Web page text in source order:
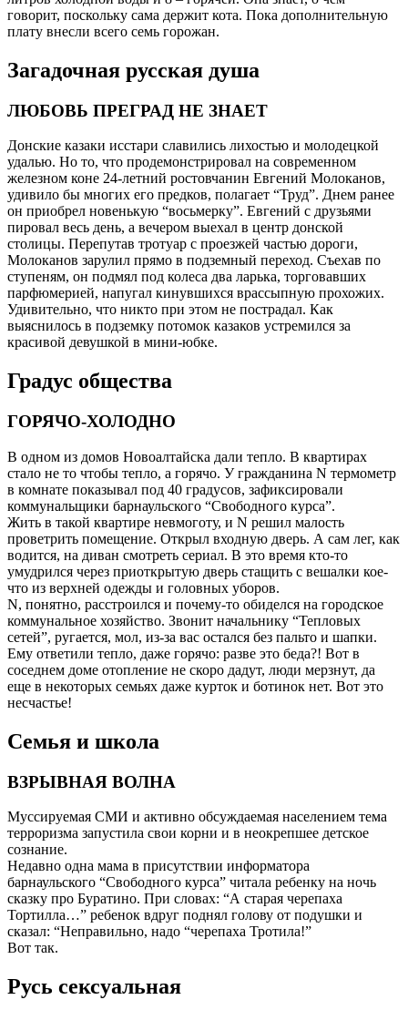
говорит, поскольку сама держит кота. Пока дополнительную
плату внесли всего семь горожан.
Загадочная русская душа
ЛЮБОВЬ ПРЕГРАД НЕ ЗНАЕТ
Донские казаки исстари славились лихостью и молодецкой
удалью. Но то, что продемонстрировал на современном
железном коне 24-летний ростовчанин Евгений Молоканов,
удивило бы многих его предков, полагает “Труд”. Днем ранее
он приобрел новенькую “восьмерку”. Евгений с друзьями
пировал весь день, а вечером выехал в центр донской
столицы. Перепутав тротуар с проезжей частью дороги,
Молоканов зарулил прямо в подземный переход. Съехав по
ступеням, он подмял под колеса два ларька, торговавших
парфюмерией, напугал кинувшихся врассыпную прохожих.
Удивительно, что никто при этом не пострадал. Как
выяснилось в подземку потомок казаков устремился за
красивой девушкой в мини-юбке.
Градус общества
ГОРЯЧО-ХОЛОДНО
В одном из домов Новоалтайска дали тепло. В квартирах
стало не то чтобы тепло, а горячо. У гражданина N термометр
в комнате показывал под 40 градусов, зафиксировали
коммунальщики барнаульского “Свободного курса”.
Жить в такой квартире невмоготу, и N решил малость
проветрить помещение. Открыл входную дверь. А сам лег, как
водится, на диван смотреть сериал. В это время кто-то
умудрился через приоткрытую дверь стащить с вешалки кое-
что из верхней одежды и головных уборов.
N, понятно, расстроился и почему-то обиделся на городское
коммунальное хозяйство. Звонит начальнику “Тепловых
сетей”, ругается, мол, из-за вас остался без пальто и шапки.
Ему ответили тепло, даже горячо: разве это беда?! Вот в
соседнем доме отопление не скоро дадут, люди мерзнут, да
еще в некоторых семьях даже курток и ботинок нет. Вот это
несчастье!
Семья и школа
ВЗРЫВНАЯ ВОЛНА
Муссируемая СМИ и активно обсуждаемая населением тема
терроризма запустила свои корни и в неокрепшее детское
сознание.
Недавно одна мама в присутствии информатора
барнаульского “Свободного курса” читала ребенку на ночь
сказку про Буратино. При словах: “А старая черепаха
Тортилла…” ребенок вдруг поднял голову от подушки и
сказал: “Неправильно, надо “черепаха Тротила!”
Вот так.
Русь сексуальная